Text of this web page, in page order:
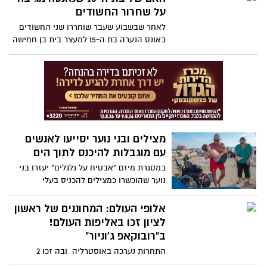
על שחרור החשודים
לאחר שבשבוע שעבר שוחררו שני החשודים
באונס הנערה בת ה-15 למעצר בית בן חמישה
ימים, לקתה הנערה בהלם וחרדה, האם מגיבה
על שחרורם - "הילדה מפוחדת, מבוהלת
ומרגישה חרדה עצומה"
מצילים ובני נוער יסייעו לאנשים
עם מוגבלות להיכנס לתוך הים
במסגרת מיזם "אבטיח על גלגלים" יעזרו בני
נוער שהוכשרו כמצילים להכניס בעלי
מוגבלויות למים
אלופי העולם: המחוננים של ראשון
לציון זכו באליפות העולם!
ב"רובוקאפ ג'וניור"
התחרות נערכה באוסטרליה ובה זכו 2
קבוצות המחוננים מהמרכז למחוננים רון ורדי